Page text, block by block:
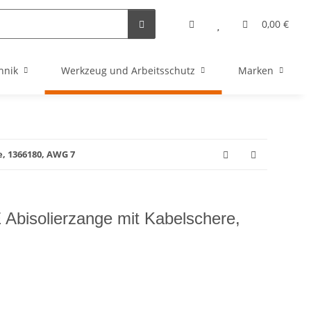
0,00 €
Werkzeug und Arbeitsschutz Marken
AWG 7
mit Kabelschere,